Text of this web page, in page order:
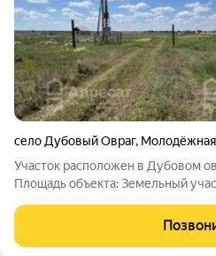
село Дубовый Овраг, Молодёжная
Участок расположен в Дубовом
Площадь объекта: Земельный участок 12 соток.
улице. Участок ровный,
для посадки